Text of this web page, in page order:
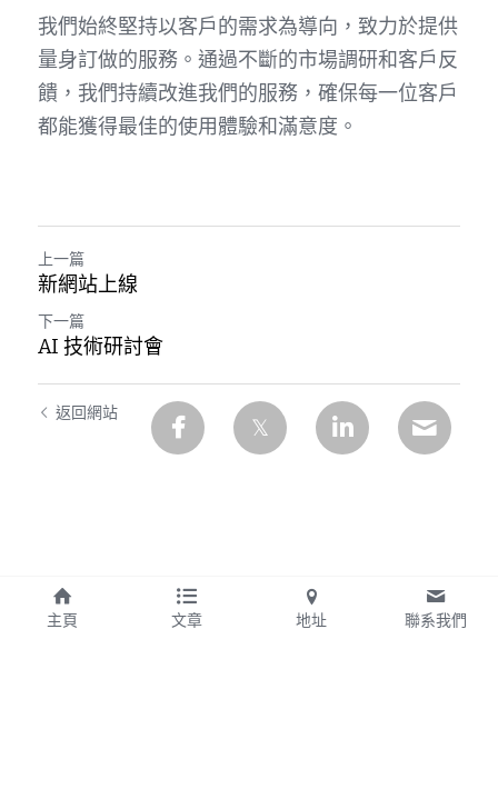
我們始終堅持以客戶的需求為導向，致力於提供
量身訂做的服務。通過不斷的市場調研和客戶反
饋，我們持續改進我們的服務，確保每一位客戶
都能獲得最佳的使用體驗和滿意度。
上一篇
新網站上線
下一篇
AI 技術研討會
返回網站
主頁 文章 地址 聯系我們